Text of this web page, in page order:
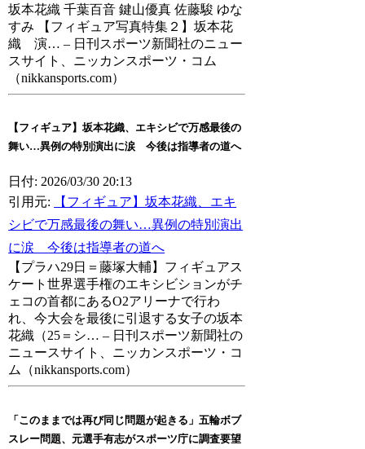
坂本花織 千葉百音 鍵山優真 佐藤駿 ゆな
すみ 【フィギュア写真特集２】坂本花
織 演… – 日刊スポーツ新聞社のニュー
スサイト、ニッカンスポーツ・コム
（nikkansports.com）
【フィギュア】坂本花織、エキシビで万感最後の
舞い…異例の特別演出に涙 今後は指導者の道へ
日付: 2026/03/30 20:13
引用元:
【フィギュア】坂本花織、エキ
シビで万感最後の舞い…異例の特別演出
に涙 今後は指導者の道へ
【プラハ29日＝藤塚大輔】フィギュアス
ケート世界選手権のエキシビションがチ
ェコの首都にあるO2アリーナで行わ
れ、今大会を最後に引退する女子の坂本
花織（25＝シ… – 日刊スポーツ新聞社の
ニュースサイト、ニッカンスポーツ・コ
ム（nikkansports.com）
「このままでは再び同じ問題が起きる」五輪ボブ
スレー問題、元選手有志がスポーツ庁に調査要望